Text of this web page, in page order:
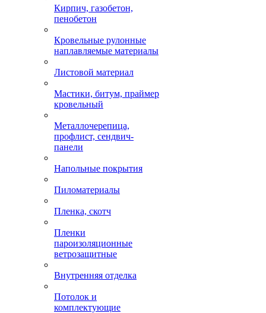
Кирпич, газобетон,
пенобетон
Кровельные рулонные
наплавляемые материалы
Листовой материал
Мастики, битум, праймер
кровельный
Металлочерепица,
профлист, сендвич-
панели
Напольные покрытия
Пиломатериалы
Пленка, скотч
Пленки
пароизоляционные
ветрозащитные
Внутренняя отделка
Потолок и
комплектующие